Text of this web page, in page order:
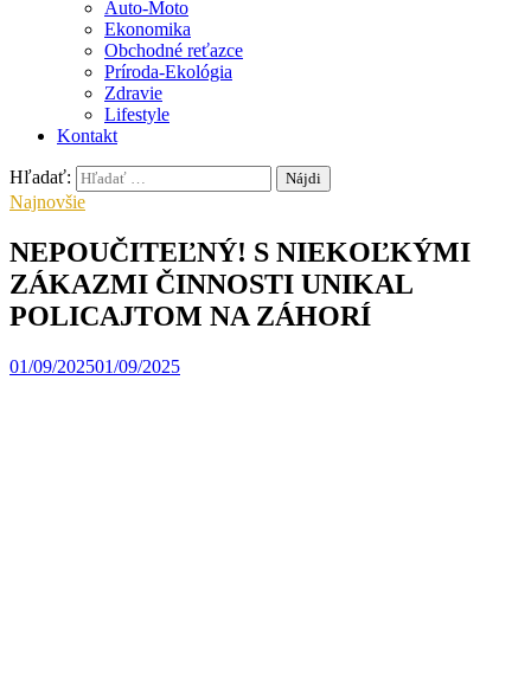
Auto-Moto
Ekonomika
Obchodné reťazce
Príroda-Ekológia
Zdravie
Lifestyle
Kontakt
Hľadať:
Najnovšie
NEPOUČITEĽNÝ! S NIEKOĽKÝMI
ZÁKAZMI ČINNOSTI UNIKAL
POLICAJTOM NA ZÁHORÍ
01/09/202501/09/2025